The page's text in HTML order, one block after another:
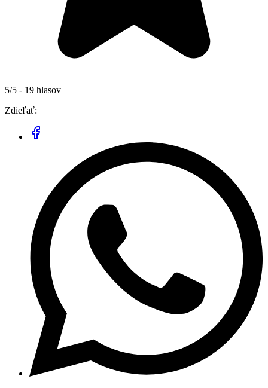
5/5 - 19 hlasov
Zdieľať: